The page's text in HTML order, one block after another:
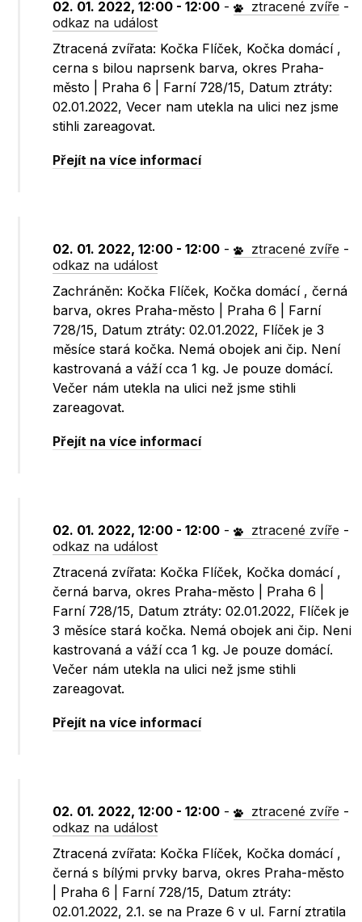
02. 01. 2022, 12:00 - 12:00 - ztracené zvíře -
odkaz na událost
Ztracená zvířata: Kočka Flíček, Kočka domácí ,
cerna s bilou naprsenk barva, okres Praha-
město | Praha 6 | Farní 728/15, Datum ztráty:
02.01.2022, Vecer nam utekla na ulici nez jsme
stihli zareagovat.
Přejít na více informací
02. 01. 2022, 12:00 - 12:00 - ztracené zvíře -
odkaz na událost
Zachráněn: Kočka Flíček, Kočka domácí , černá
barva, okres Praha-město | Praha 6 | Farní
728/15, Datum ztráty: 02.01.2022, Flíček je 3
měsíce stará kočka. Nemá obojek ani čip. Není
kastrovaná a váží cca 1 kg. Je pouze domácí.
Večer nám utekla na ulici než jsme stihli
zareagovat.
Přejít na více informací
02. 01. 2022, 12:00 - 12:00 - ztracené zvíře -
odkaz na událost
Ztracená zvířata: Kočka Flíček, Kočka domácí ,
černá barva, okres Praha-město | Praha 6 |
Farní 728/15, Datum ztráty: 02.01.2022, Flíček je
3 měsíce stará kočka. Nemá obojek ani čip. Není
kastrovaná a váží cca 1 kg. Je pouze domácí.
Večer nám utekla na ulici než jsme stihli
zareagovat.
Přejít na více informací
02. 01. 2022, 12:00 - 12:00 - ztracené zvíře -
odkaz na událost
Ztracená zvířata: Kočka Flíček, Kočka domácí ,
černá s bílými prvky barva, okres Praha-město
| Praha 6 | Farní 728/15, Datum ztráty:
02.01.2022, 2.1. se na Praze 6 v ul. Farní ztratila